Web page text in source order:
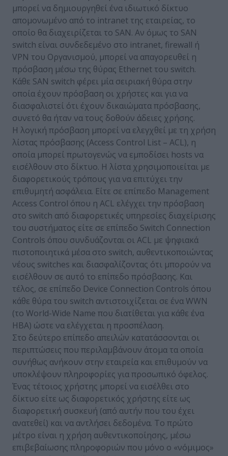
μπορεί να δημιουργηθεί ένα ιδιωτικό δίκτυο
απομονωμένο από το intranet της εταιρείας, το
οποίο θα διαχειρίζεται το SAN. Αν όμως το SAN
switch είναι συνδεδεμένο στο intranet, firewall ή
VPN του Οργανισμού, μπορεί να απαγορευθεί η
πρόσβαση μέσω της θύρας Ethernet του switch.
Κάθε SAN switch φέρει μία σειριακή θύρα στην
οποία έχουν πρόσβαση οι χρήστες και για να
διασφαλιστεί ότι έχουν δικαιώματα πρόσβασης,
συνετό θα ήταν να τους δοθούν άδειες χρήσης.
Η λογική πρόσβαση μπορεί να ελεγχθεί με τη χρήση
λίστας πρόσβασης (Access Control List – ACL), η
οποία μπορεί πρωτογενώς να εμποδίσει hosts να
εισέλθουν στο δίκτυο. Η λίστα χρησιμοποιείται με
διαφορετικούς τρόπους για να επιτύχει την
επιθυμητή ασφάλεια. Είτε σε επίπεδο Management
Access Control όπου η ACL ελέγχει την πρόσβαση
στο switch από διαφορετικές υπηρεσίες διαχείρισης
του συστήματος είτε σε επίπεδο Switch Connection
Controls όπου συνδυάζονται οι ACL με ψηφιακά
πιστοποιητικά μέσα στο switch, αυθεντικοποιώντας
νέους switches και διασφαλίζοντας ότι μπορούν να
εισέλθουν σε αυτό το επίπεδο πρόσβασης. Και
τέλος, σε επίπεδο Device Connection Controls όπου
κάθε θύρα του switch αντιστοιχίζεται σε ένα WWN
(το World-Wide Name που διατίθεται για κάθε ένα
ΗΒΑ) ώστε να ελέγχεται η προσπέλαση.
Στο δεύτερο επίπεδο απειλών κατατάσσονται οι
περιπτώσεις που περιλαμβάνουν άτομα τα οποία
συνήθως ανήκουν στην εταιρεία και επιθυμούν να
υποκλέψουν πληροφορίες για προσωπικό όφελος.
Ένας τέτοιος χρήστης μπορεί να εισέλθει στο
δίκτυο είτε ως διαφορετικός χρήστης είτε ως
διαφορετική συσκευή (από αυτήν που του έχει
ανατεθεί) και να αντλήσει δεδομένα. Το πρώτο
μέτρο είναι η χρήση αυθεντικοποίησης, μέσω
επιβεβαίωσης πληροφοριών που μόνο ο «νόμιμος»